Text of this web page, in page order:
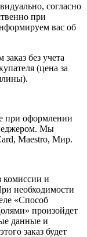
согласно
при
вас об
без учета
(цена за
при оформлении
Мы
Maestro, Мир.
комиссии и
необходимости
«Способ
произойдет
данные и
заказ будет